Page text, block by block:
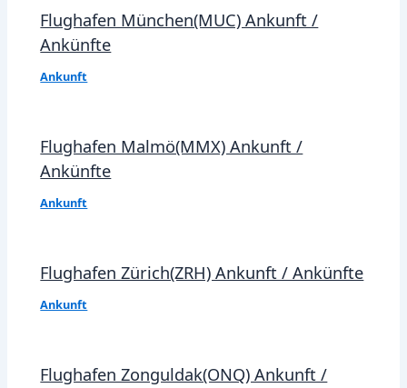
Flughafen München(MUC) Ankunft /
Ankünfte
Ankunft
Flughafen Malmö(MMX) Ankunft /
Ankünfte
Ankunft
Flughafen Zürich(ZRH) Ankunft / Ankünfte
Ankunft
Flughafen Zonguldak(ONQ) Ankunft /